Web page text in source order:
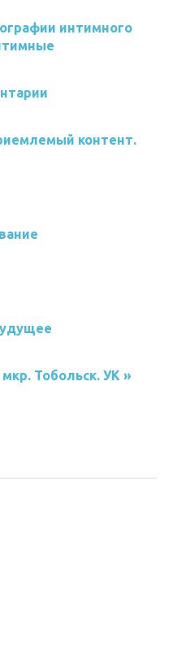
интимного
контент.
Тобольск. УК »